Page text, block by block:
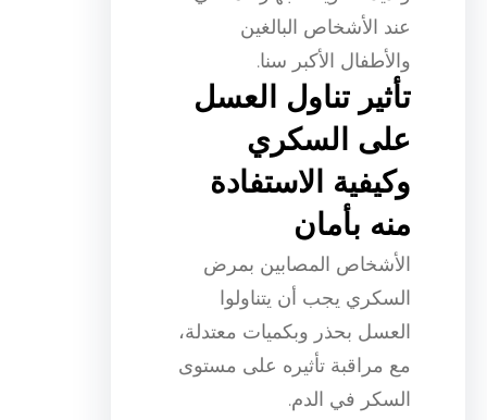
عند الأشخاص البالغين
والأطفال الأكبر سنا.
تأثير تناول العسل
على السكري
وكيفية الاستفادة
منه بأمان
الأشخاص المصابين بمرض
السكري يجب أن يتناولوا
العسل بحذر وبكميات معتدلة،
مع مراقبة تأثيره على مستوى
السكر في الدم.